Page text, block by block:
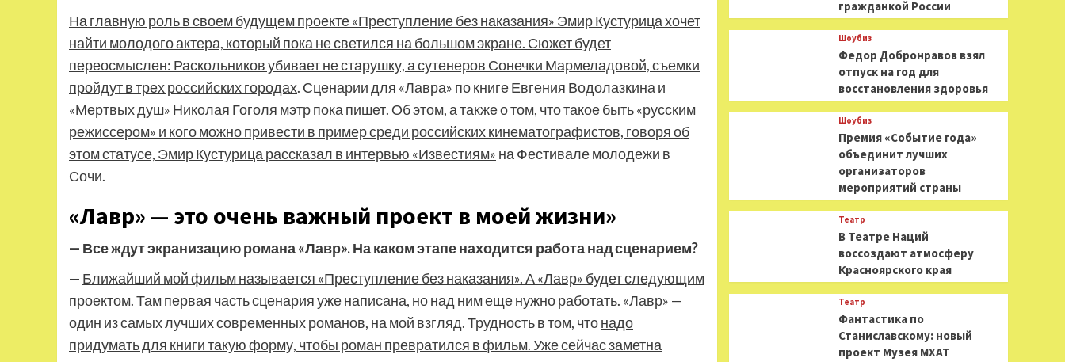
На главную роль в своем будущем проекте «Преступление без наказания» Эмир Кустурица хочет
найти молодого актера, который пока не светился на большом экране. Сюжет будет
переосмыслен: Раскольников убивает не старушку, а сутенеров Сонечки Мармеладовой, съемки
пройдут в трех российских городах. Сценарии для «Лавра» по книге Евгения Водолазкина и
«Мертвых душ» Николая Гоголя мэтр пока пишет. Об этом, а такжео том, что такое быть «русским
режиссером» и кого можно привести в пример среди российских кинематографистов, говоря об
этом статусе, Эмир Кустурица рассказал в интервью «Известиям» на Фестивале молодежи в
Сочи.
«Лавр» — это очень важный проект в моей жизни»
— Все ждут экранизацию романа «Лавр». На каком этапе находится работа над сценарием?
— Ближайший мой фильм называется «Преступление без наказания». А «Лавр» будет следующим
проектом. Там первая часть сценария уже написана, но над ним еще нужно работать. «Лавр» —
один из самых лучших современных романов, на мой взгляд. Трудность в том, чтонадо
придумать для книги такую форму, чтобы роман превратился в фильм. Уже сейчас заметна
гражданкой России
Шоубиз
Федор Добронравов взял
отпуск на год для
восстановления здоровья
Шоубиз
Премия «Событие года»
объединит лучших
организаторов
мероприятий страны
Театр
В Театре Наций
воссоздают атмосферу
Красноярского края
Театр
Фантастика по
Станиславскому: новый
проект Музея МХАТ